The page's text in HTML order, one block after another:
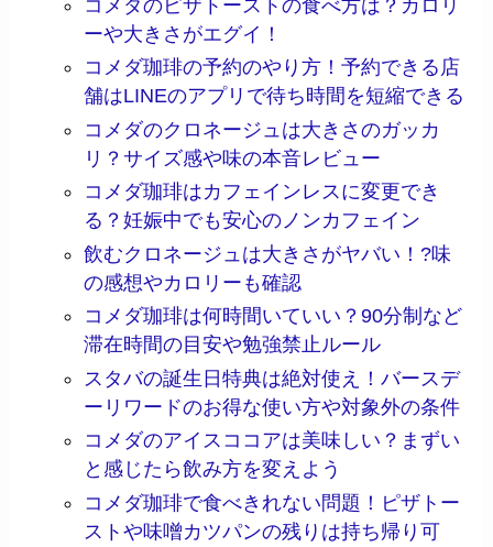
コメダのピザトーストの食べ方は？カロリ
ーや大きさがエグイ！
コメダ珈琲の予約のやり方！予約できる店
舗はLINEのアプリで待ち時間を短縮できる
コメダのクロネージュは大きさのガッカ
リ？サイズ感や味の本音レビュー
コメダ珈琲はカフェインレスに変更でき
る？妊娠中でも安心のノンカフェイン
飲むクロネージュは大きさがヤバい！?味
の感想やカロリーも確認
コメダ珈琲は何時間いていい？90分制など
滞在時間の目安や勉強禁止ルール
スタバの誕生日特典は絶対使え！バースデ
ーリワードのお得な使い方や対象外の条件
コメダのアイスココアは美味しい？まずい
と感じたら飲み方を変えよう
コメダ珈琲で食べきれない問題！ピザトー
ストや味噌カツパンの残りは持ち帰り可